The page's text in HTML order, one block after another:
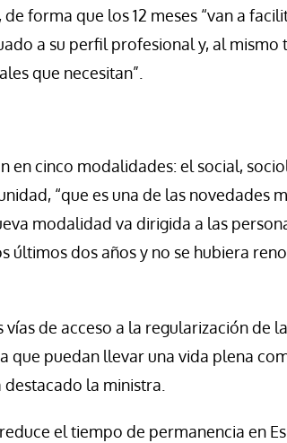
forma que los 12 meses “van a
a su perfil profesional y, al mismo
que necesitan”.
en cinco modalidades: el social,
“que es una de las novedades
modalidad va dirigida a las
últimos dos años y no se hubiera
de acceso a la regularización de
que puedan llevar una vida plena
la ministra.
el tiempo de permanencia en